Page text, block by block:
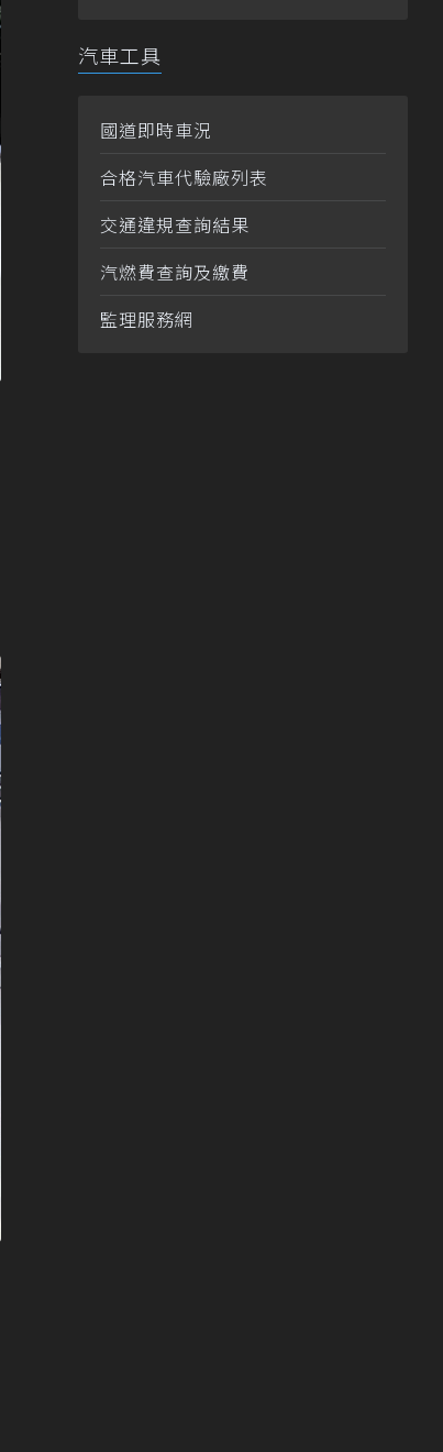
汽車工具
國道即時車況
合格汽車代驗廠列表
交通違規查詢結果
汽燃費查詢及繳費
監理服務網